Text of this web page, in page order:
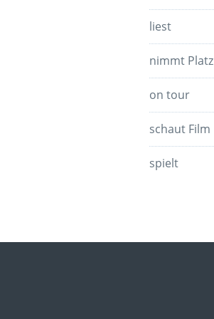
liest
nimmt Platz
on tour
schaut Film
spielt